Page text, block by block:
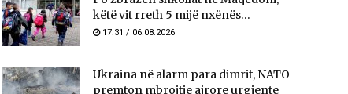
këtë vit rreth 5 mijë nxënës...
17:31 / 06.08.2026
Ukraina në alarm para dimrit, NATO
premton mbrojtje ajrore urgjente